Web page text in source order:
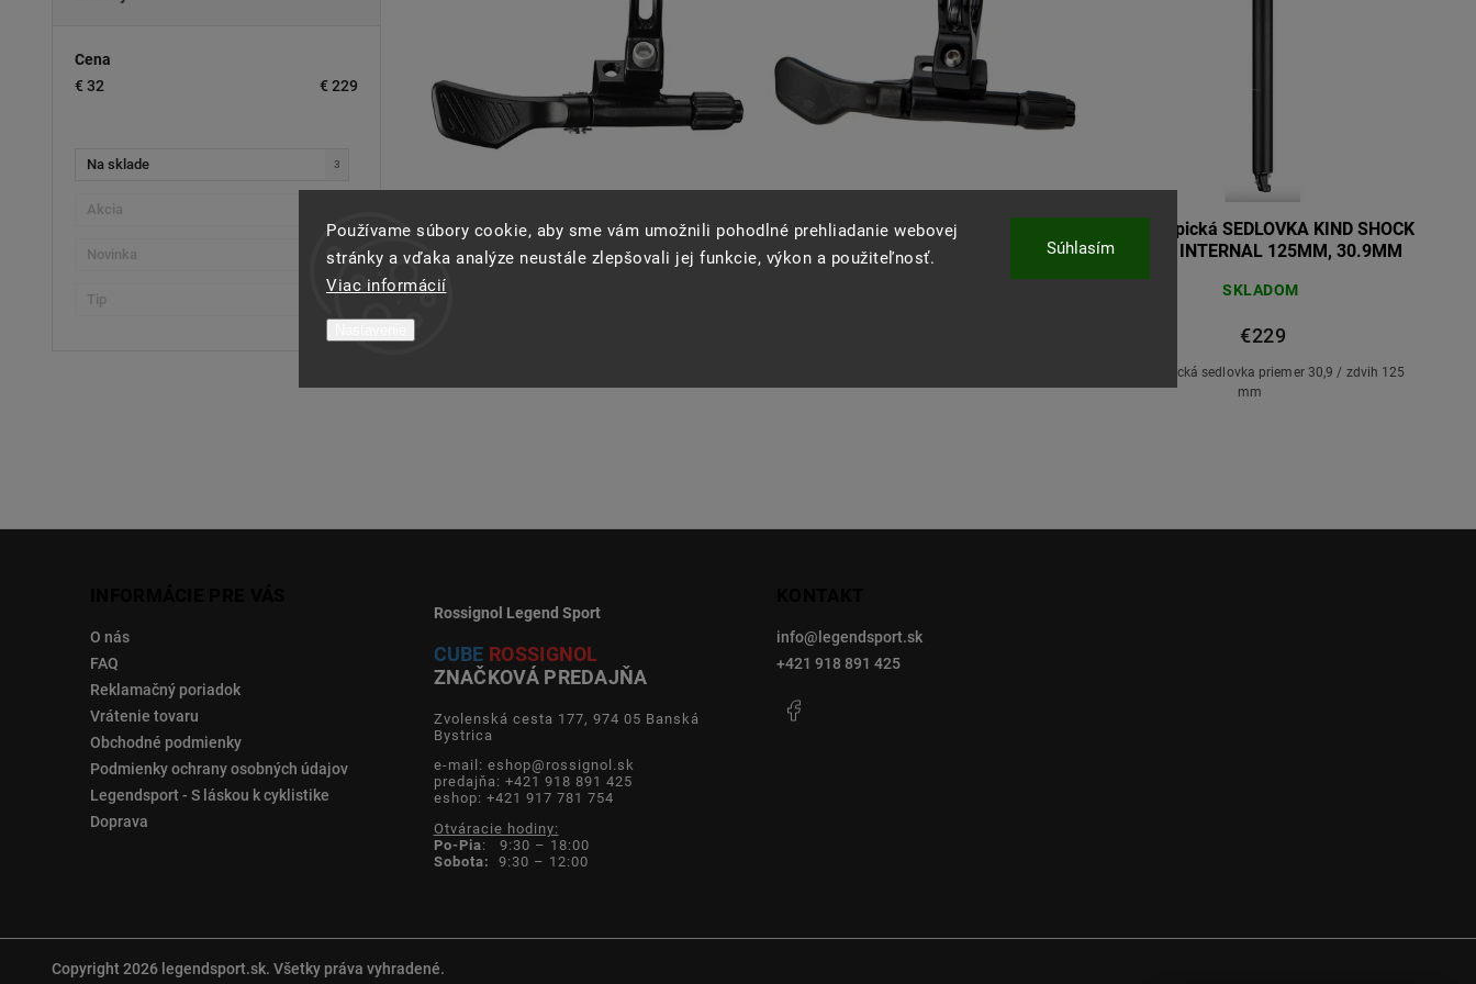
Používame súbory cookie, aby sme vám umožnili pohodlné prehliadanie webovej
stránky a vďaka analýze neustále zlepšovali jej funkcie, výkon a použiteľnosť.
Viac informácií
Súhlasím
Cena
€32 €229
Na sklade 3
Akcia
Novinka 0
Tip
OVLÁDACIA PÁČKA SEDLOVKY KIND
SHOCK WESTY 2.0
OVLÁDACIA PÁČKA SEDLOVKY KIND
SHOCK SOUTHPAW CARBON
Teleskopická SEDLOVKA KIND SHOCK
LEV SI INTERNAL 125MM, 30.9MM
SKLADOM
€229
Teleskopická sedlovka priemer 30,9 / zdvih 125
mm
O nás
FAQ
Reklamačný poriadok
Vrátenie tovaru
Obchodné podmienky
Podmienky ochrany osobných údajov
Legendsport - S láskou k cyklistike
Doprava
Rossignol Legend Sport
CUBE ROSSIGNOL
ZNAČKOVÁ PREDAJŇA
Zvolenská cesta 177, 974 05 Banská
Bystrica
e-mail: eshop@rossignol.sk
predajňa: +421 918 891 425
eshop: +421 917 781 754
Otváracie hodiny:
Po-Pia: 9:30 – 18:00
Sobota: 9:30 – 12:00
info@ legendsport.sk
+421 918 891 425
Copyright 2026 legendsport.sk. Všetky práva vyhradené.